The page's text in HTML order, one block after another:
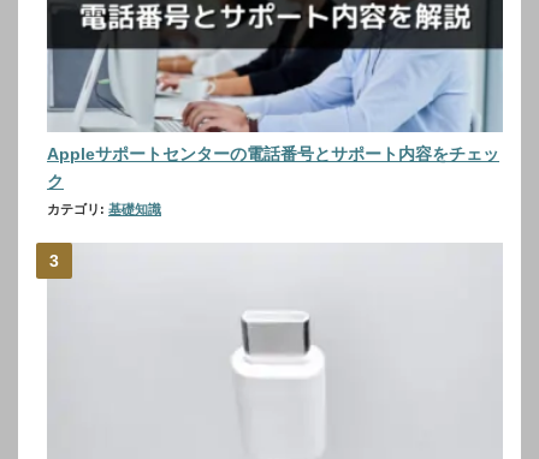
Appleサポートセンターの電話番号とサポート内容をチェッ
ク
カテゴリ: 基礎知識